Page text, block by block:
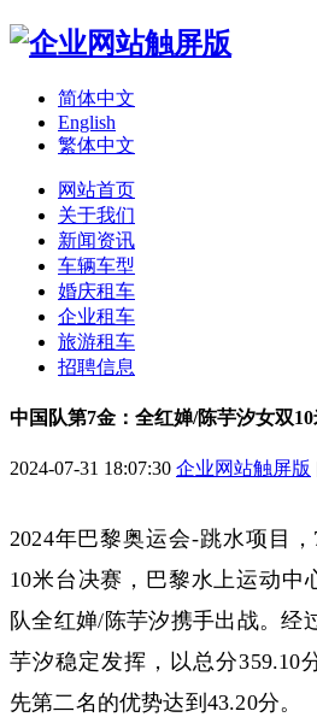
简体中文
English
繁体中文
网站首页
关于我们
新闻资讯
车辆车型
婚庆租车
企业租车
旅游租车
招聘信息
中国队第7金：全红婵/陈芋汐女双
2024-07-31 18:07:30 企业网站触屏版
2024年巴黎奥运会-跳水项目
10米台决赛，巴黎水上运动中
队全红婵/ 陈芋汐携手出战。经
芋汐稳定发挥，以总分359.10
先第二名的优势达到43.20分。